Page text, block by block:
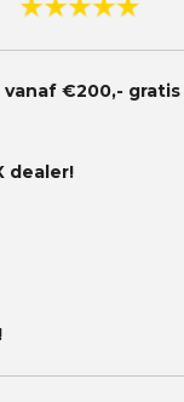
vanaf €200,- gratis
dealer!